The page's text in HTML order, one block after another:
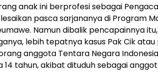
anak ini berprofesi sebagai
pasca sarjananya di Program
Namun dibalik pencapainnya
lebih tepatnya kasus Pak Cik
anggota Tentara Negara
14 tahun, akibat dituduh sebagai